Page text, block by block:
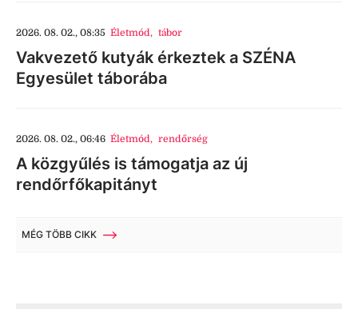
2026. 08. 02., 08:35 Életmód, tábor
Vakvezető kutyák érkeztek a SZÉNA
Egyesület táborába
2026. 08. 02., 06:46 Életmód, rendőrség
A közgyűlés is támogatja az új
rendőrfőkapitányt
MÉG TÖBB CIKK